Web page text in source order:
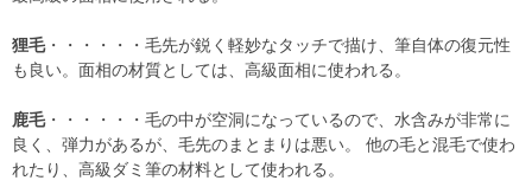
狸毛・・・・・・毛先が鋭く軽妙なタッチで描け、筆自体の復元性
も良い。面相の材質としては、高級面相に使われる。
鹿毛・・・・・・毛の中が空洞になっているので、水含みが非常に
良く、弾力があるが、毛先のまとまりは悪い。 他の毛と混毛で使わ
れたり、高級ダミ筆の材料として使われる。